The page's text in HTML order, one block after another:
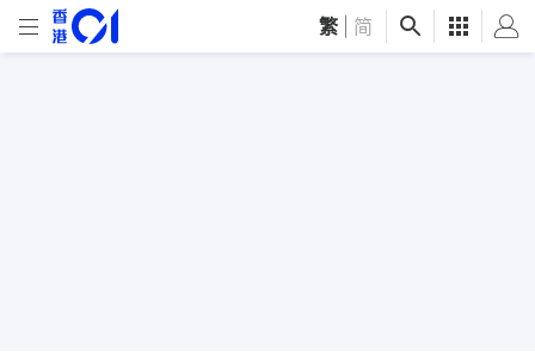
繁 简